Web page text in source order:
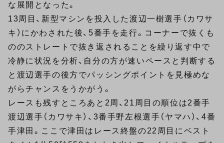
な展開となった。
13周目、新型マシンを投入した渡辺一樹選手（カワサ
キ）にかわされた後、5番手を走行。コーナーで抜くも
ののストレートで抜き返されることを繰り返す中で
冷静に状況を分析、自分の方が速いペースと判断する
と渡辺選手の後方でパッシングポイントを見極めな
がらチャンスをうかがう。
レースも残すところあと2周、21周目の順位は2番手
渡辺選手（カワサキ）、3番手野左根選手（ヤマハ）、4番
手津田。ここで津田はレース終盤の22周目にベスト